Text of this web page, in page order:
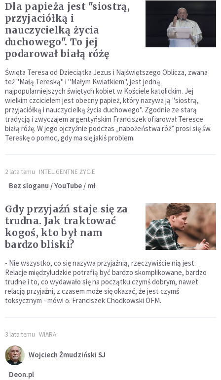
Dla papieża jest "siostrą,
przyjaciółką i
nauczycielką życia
duchowego". To jej
podarował białą różę
Święta Teresa od Dzieciątka Jezus i Najświętszego Oblicza, zwana
też "Małą Tereską" i "Małym Kwiatkiem", jest jedną
najpopularniejszych świętych kobiet w Kościele katolickim. Jej
wielkim czcicielem jest obecny papież, który nazywa ją "siostrą,
przyjaciółką i nauczycielką życia duchowego". Zgodnie ze starą
tradycją i zwyczajem argentyńskim Franciszek ofiarował Teresce
białą różę. W jego ojczyźnie podczas „nabożeństwa róż” prosi się św.
Tereskę o pomoc, gdy ma się jakiś problem.
2 lata temu INTELIGENTNE ŻYCIE
Bez sloganu / YouTube / mł
Gdy przyjaźń staje się za
trudna. Jak traktować
kogoś, kto był nam
bardzo bliski?
- Nie wszystko, co się nazywa przyjaźnią, rzeczywiście nią jest.
Relacje międzyludzkie potrafią być bardzo skomplikowane, bardzo
trudne i to, co wydawało się na początku czymś dobrym, nawet
relacją przyjaźni, z czasem może się okazać, że jest czymś
toksycznym - mówi o. Franciszek Chodkowski OFM.
3 lata temu WIARA
Wojciech Żmudziński SJ
Deon.pl